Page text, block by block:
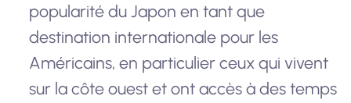
popularité du Japon en tant que
destination internationale pour les
Américains, en particulier ceux qui vivent
sur la côte ouest et ont accès à des temps